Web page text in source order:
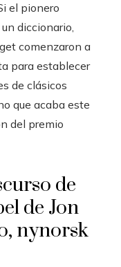
el pionero
diccionario,
comenzaron a
para establecer
de clásicos
que acaba este
del premio
de
de Jon
nynorsk